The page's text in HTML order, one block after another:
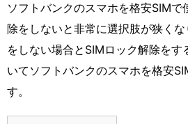
ソフトバンクのスマホを格安SIM
除をしないと非常に選択肢が狭く
をしない場合とSIMロック解除を
いてソフトバンクのスマホを格安
す。